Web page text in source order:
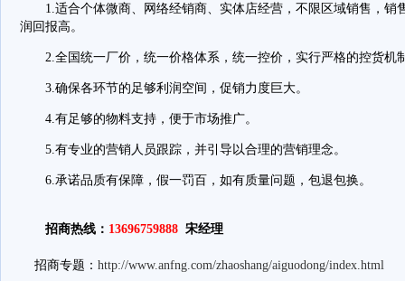
1.适合个体微商、网络经销商、实体店经营，不限区域销售，销
润回报高。
2.全国统一厂价，统一价格体系，统一控价，实行严格的控货机
3.确保各环节的足够利润空间，促销力度巨大。
4.有足够的物料支持，便于市场推广。
5.有专业的营销人员跟踪，并引导以合理的营销理念。
6.承诺品质有保障，假一罚百，如有质量问题，包退包换。
招商热线： 13696759888 宋经理
招商专题： http://www.anfng.com/zhaoshang/aiguodong/index.html